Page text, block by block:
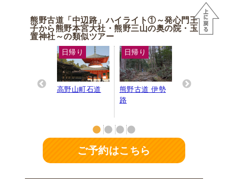
熊野古道「中辺路」ハイライト①～発心門王
子から熊野本宮大社・熊野三山の奥の院・玉
置神社～の類似ツアー
野古道～中辺
日帰り
高野山町石道
日帰り
熊野古道 伊勢
路
四季の山旅シ
ご予約はこちら